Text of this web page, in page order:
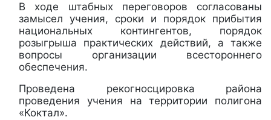
В ходе штабных переговоров согласованы
замысел учения, сроки и порядок прибытия
национальных контингентов, порядок
розыгрыша практических действий, а также
вопросы организации всестороннего
обеспечения.
Проведена рекогносцировка района
проведения учения на территории полигона
«Коктал».